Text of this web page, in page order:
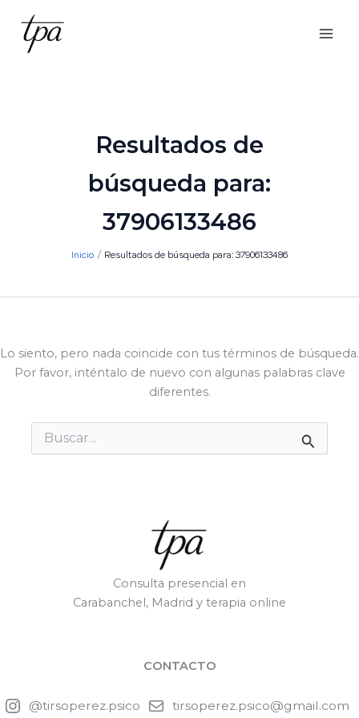
contenido
Resultados de
búsqueda para:
37906133486
Inicio Resultados de búsqueda para: 37906133486
Lo siento, pero nada coincide con tus términos de búsqueda.
Por favor, inténtalo de nuevo con algunas palabras clave
diferentes.
Buscar
por:
Consulta presencial en
Carabanchel, Madrid y terapia online
CONTACTO
@tirsoperez.psico tirsoperez.psico@gmail.com